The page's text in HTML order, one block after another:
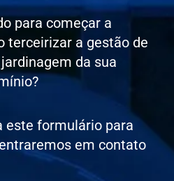
para começar a
terceirizar a gestão de
da sua
este formulário para
em contato